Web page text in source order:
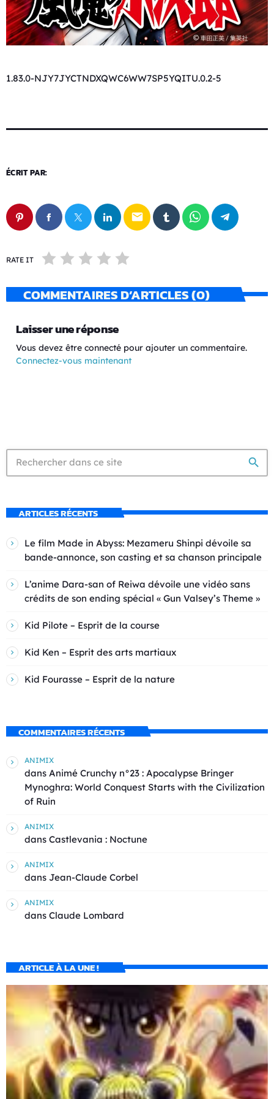
1.83.0-NJY7JYCTNDXQWC6WW7SP5YQITU.0.2-5
ÉCRIT PAR:
email
RATE IT
COMMENTAIRES D’ARTICLES (0)
Laisser une réponse
Vous devez être connecté pour ajouter un commentaire.
Connectez-vous maintenant
search
ARTICLES RÉCENTS
Le film Made in Abyss: Mezameru Shinpi dévoile sa
bande-annonce, son casting et sa chanson principale
L’anime Dara-san of Reiwa dévoile une vidéo sans
crédits de son ending spécial « Gun Valsey’s Theme »
Kid Pilote – Esprit de la course
Kid Ken – Esprit des arts martiaux
Kid Fourasse – Esprit de la nature
COMMENTAIRES RÉCENTS
ANIMIX
dans Animé Crunchy n°23 : Apocalypse Bringer
Mynoghra: World Conquest Starts with the Civilization
of Ruin
ANIMIX
dans Castlevania : Noctune
ANIMIX
dans Jean-Claude Corbel
ANIMIX
dans Claude Lombard
ARTICLE À LA UNE !